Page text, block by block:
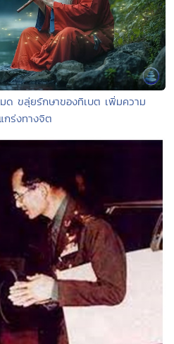
ขลุ่ยรักษาของทิเบต เพิ่มความ
กร่งทางจิต